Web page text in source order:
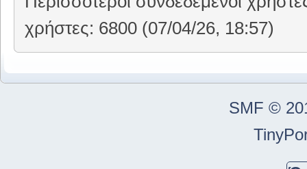
χρήστες: 6800 (07/04/26, 18:57)
SMF ©